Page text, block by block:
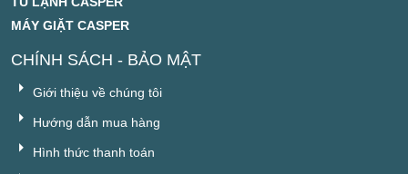
MÁY GIẶT CASPER
CHÍNH SÁCH - BẢO MẬT
Giới thiệu về chúng tôi
Hướng dẫn mua hàng
Hình thức thanh toán